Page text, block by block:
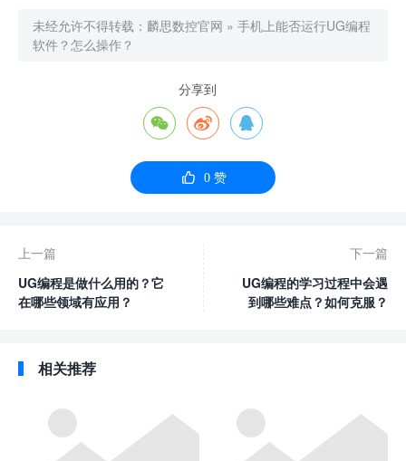
未经允许不得转载： 麟思数控官网 » 手机上能否运行UG编程
软件？怎么操作？
分享到
  
 0赞
上一篇
UG编程是做什么用的？它
在哪些领域有应用？
下一篇
UG编程的学习过程中会遇
到哪些难点？如何克服？
相关推荐